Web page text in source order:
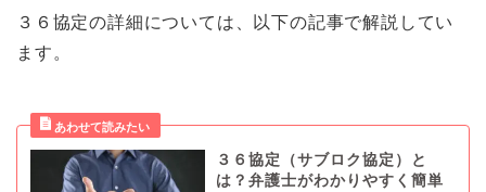
３６協定の詳細については、以下の記事で解説してい
ます。
３６協定（サブロク協定）と
は？弁護士がわかりやすく簡単